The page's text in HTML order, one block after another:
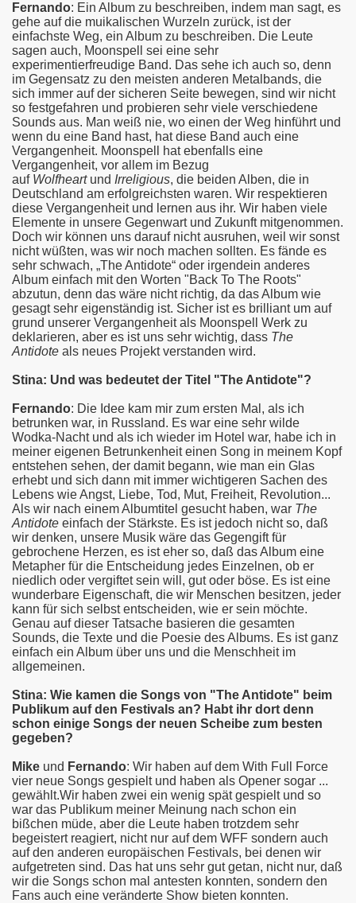
Fernando: Ein Album zu beschreiben, indem man sagt, es
gehe auf die muikalischen Wurzeln zurück, ist der
einfachste Weg, ein Album zu beschreiben. Die Leute
sagen auch, Moonspell sei eine sehr
experimentierfreudige Band. Das sehe ich auch so, denn
im Gegensatz zu den meisten anderen Metalbands, die
sich immer auf der sicheren Seite bewegen, sind wir nicht
so festgefahren und probieren sehr viele verschiedene
Sounds aus. Man weiß nie, wo einen der Weg hinführt und
wenn du eine Band hast, hat diese Band auch eine
Vergangenheit. Moonspell hat ebenfalls eine
Vergangenheit, vor allem im Bezug
auf Wolfheartund Irreligious, die beiden Alben, die in
Deutschland am erfolgreichsten waren. Wir respektieren
diese Vergangenheit und lernen aus ihr. Wir haben viele
Elemente in unsere Gegenwart und Zukunft mitgenommen.
Doch wir können uns darauf nicht ausruhen, weil wir sonst
nicht wüßten, was wir noch machen sollten. Es fände es
sehr schwach, „The Antidote“ oder irgendein anderes
Album einfach mit den Worten "Back To The Roots"
abzutun, denn das wäre nicht richtig, da das Album wie
gesagt sehr eigenständig ist. Sicher ist es brilliant um auf
grund unserer Vergangenheit als Moonspell Werk zu
deklarieren, aber es ist uns sehr wichtig, dass The
Antidote als neues Projekt verstanden wird.
Stina: Und was bedeutet der Titel "The Antidote"?
Fernando: Die Idee kam mir zum ersten Mal, als ich
betrunken war, in Russland. Es war eine sehr wilde
Wodka-Nacht und als ich wieder im Hotel war, habe ich in
meiner eigenen Betrunkenheit einen Song in meinem Kopf
entstehen sehen, der damit begann, wie man ein Glas
erhebt und sich dann mit immer wichtigeren Sachen des
Lebens wie Angst, Liebe, Tod, Mut, Freiheit, Revolution...
Als wir nach einem Albumtitel gesucht haben, war The
Antidote einfach der Stärkste. Es ist jedoch nicht so, daß
wir denken, unsere Musik wäre das Gegengift für
gebrochene Herzen, es ist eher so, daß das Album eine
Metapher für die Entscheidung jedes Einzelnen, ob er
niedlich oder vergiftet sein will, gut oder böse. Es ist eine
wunderbare Eigenschaft, die wir Menschen besitzen, jeder
kann für sich selbst entscheiden, wie er sein möchte.
Genau auf dieser Tatsache basieren die gesamten
Sounds, die Texte und die Poesie des Albums. Es ist ganz
einfach ein Album über uns und die Menschheit im
allgemeinen.
Stina: Wie kamen die Songs von "The Antidote" beim
Publikum auf den Festivals an? Habt ihr dort denn
schon einige Songs der neuen Scheibe zum besten
gegeben?
Mike und Fernando: Wir haben auf dem With Full Force
vier neue Songs gespielt und haben als Opener sogar ...
gewählt.Wir haben zwei ein wenig spät gespielt und so
war das Publikum meiner Meinung nach schon ein
bißchen müde, aber die Leute haben trotzdem sehr
begeistert reagiert, nicht nur auf dem WFF sondern auch
auf den anderen europäischen Festivals, bei denen wir
aufgetreten sind. Das hat uns sehr gut getan, nicht nur, daß
wir die Songs schon mal antesten konnten, sondern den
Fans auch eine veränderte Show bieten konnten.